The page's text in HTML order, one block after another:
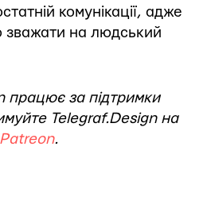
комунікації, адже
зважати на людський
працює за підтримки
Telegraf.Design на
Patreon.